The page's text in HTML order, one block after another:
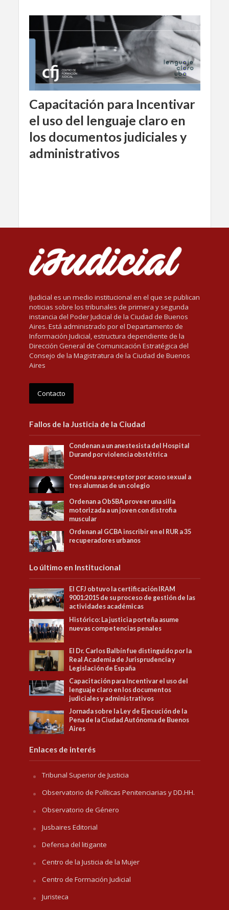
Capacitación para Incentivar
el uso del lenguaje claro en
los documentos judiciales y
administrativos
iJudicial es un medio institucional en el que se publican
noticias sobre los tribunales de primera y segunda
instancia del Poder Judicial de la Ciudad de Buenos
Aires. Está administrado por el Departamento de
Información Judicial, estructura dependiente de la
Dirección General de Comunicación Estratégica del
Consejo de la Magistratura de la Ciudad de Buenos
Aires
Contacto
Fallos de la Justicia de la Ciudad
Condenan a un anestesista del Hospital
Durand por violencia obstétrica
Condena a preceptor por acoso sexual a
tres alumnas de un colegio
Ordenan a ObSBA proveer una silla
motorizada a un joven con distrofia
muscular
Ordenan al GCBA inscribir en el RUR a 35
recuperadores urbanos
Lo último en Institucional
El CFJ obtuvo la certificación IRAM
9001:2015 de su proceso de gestión de las
actividades académicas
Histórico: La justicia porteña asume
nuevas competencias penales
El Dr. Carlos Balbín fue distinguido por la
Real Academia de Jurisprudencia y
Legislación de España
Capacitación para Incentivar el uso del
lenguaje claro en los documentos
judiciales y administrativos
Jornada sobre la Ley de Ejecución de la
Pena de la Ciudad Autónoma de Buenos
Aires
Enlaces de interés
Tribunal Superior de Justicia
Observatorio de Políticas Penitenciarias y DD.HH.
Observatorio de Género
Jusbaires Editorial
Defensa del litigante
Centro de la Justicia de la Mujer
Centro de Formación Judicial
Juristeca